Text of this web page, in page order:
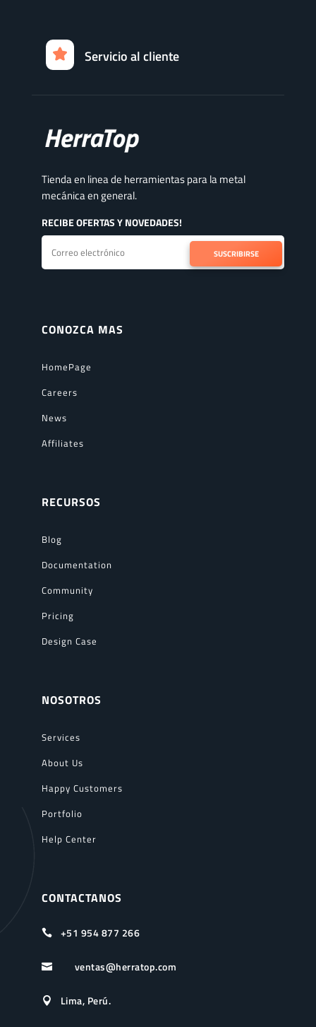
Servicio al cliente
Tienda en linea de herramientas para la metal
mecánica en general.
RECIBE OFERTAS Y NOVEDADES!
SUSCRIBIRSE
CONOZCA MAS
HomePage
Careers
News
Affiliates
RECURSOS
Blog
Documentation
Community
Pricing
Design Case
NOSOTROS
Services
About Us
Happy Customers
Portfolio
Help Center
CONTACTANOS
 +51 954 877 266
 ventas@herratop.com
 Lima, Perú.